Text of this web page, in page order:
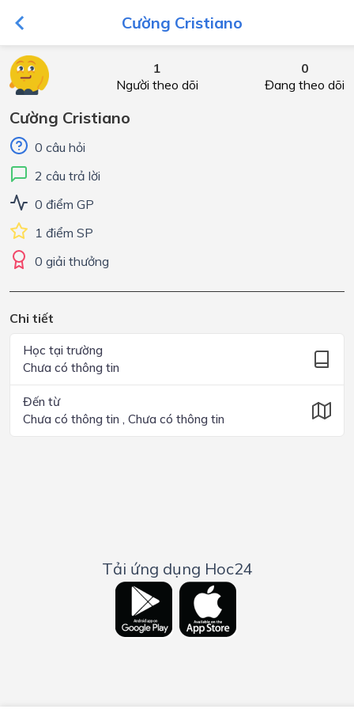
Cường Cristiano
1
Người theo dõi
0
Đang theo dõi
Cường Cristiano
0 câu hỏi
2 câu trả lời
0 điểm GP
1 điểm SP
0 giải thưởng
Chi tiết
Học tại trường
Chưa có thông tin
Đến từ
Chưa có thông tin , Chưa có thông tin
Tải ứng dụng Hoc24